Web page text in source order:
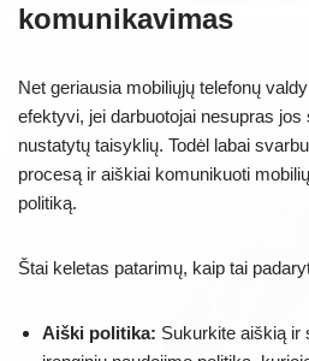
komunikavimas
Net geriausia mobiliųjų telefonų
efektyvi, jei darbuotojai nesupras
nustatytų taisyklių. Todėl labai
procesą ir aiškiai komunikuoti
politiką.
Štai keletas patarimų, kaip tai
Aiški politika: Sukurkite aiškią ir